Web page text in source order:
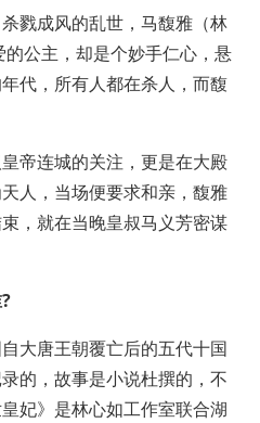
戮成风的乱世，马馥雅（林
公主，却是个妙手仁心，悬
代，所有人都在杀人，而馥
帝连城的关注，更是在大殿
人，当场便要求和亲，馥雅
，就在当晚皇叔马义芳密谋
大唐王朝覆亡后的五代十国
的，故事是小说杜撰的，不
妃》是林心如工作室联合湖